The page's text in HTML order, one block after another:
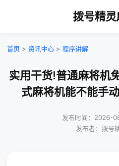
拨号精
首页 > 资讯中心 > 程序讲解
实用干货!普通麻将机
式麻将机能不能手
发布时间：2026-
发布者：拨号